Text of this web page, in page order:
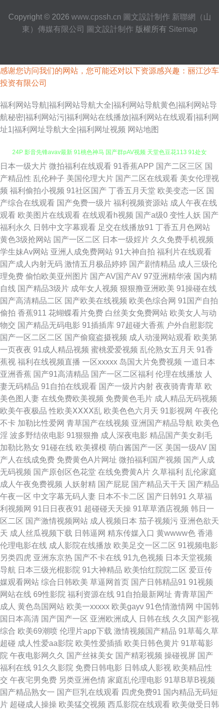
Copyright © 2026 www.cpssh.cn 圖文設計制作 新聯網（山
東）傳媒有限公司
圖文設計制作 版權所有 Sitemap
感谢您访问我们的网站，您可能还对以下资源感兴趣：丽江沙车
投资有限公司
福利网站导航|福利网站导航大全|福利网站导航黄色|福利网站导
航秘密|福利网站污|福利网站在线播放|福利网站在线观看|福利网
址1|福利网址导航大全|福利网址视频 网站地图
九1网页免费 日韩av第三页 国产精品自在线拍国产 男人天堂在AV 色妇女
24P 影音先锋avav最新 91桃色神马 国产群pAV视频 天堂色豆花113 91处女
在线 国产福利导视频导航 亚洲性爱c 草莓干逼 91综合娱乐在线 91人妻喷水
在线 91nav 无码人妻影音先锋 深夜成人AV福利 欧美三级毛片 国产草莓 91
黄在线观看网 亚成人洲电影在线 国内精品久久人 色天堂91 91插视频 91直
播啪啪 福利社在线观看 男人的天堂综合网 有码在线www 91热爆 爱草人人
网 狼伊人久久 日韩三级视频 91操碎 91在线深夜 岛国av搬运工 欧美另类
bdsm 51黑料福利社在线 91碰碰 www成人三级 久久福利社 人妖伪娘 亚洲a
不卡 91色色高清国产 肏屄小视频吧 精品一二三四五九V 日韩37页 一本一本
久久a久久 91视频在线观看视频 福利视频999 九一综合色 日韩精品在线人妻
91海角社区在线看 阿V中文资源在线 国产在线9199视频 日韩精品无码网址
亚洲av成人电影不卡 91入口17 www91激情com 久久国产精品V 日韩高清丁
香 影视先锋中文AV少妇 91人妻国产丝袜 操91网 国产视屏91区 欧美人成电
影在线一区 亚洲成人日韩欧美 91人妻人人操人人爱 九九久久视频 国产精品
超碰 www美女色色 久久六视频 丝足av 91草莓 91试看 av在线资源导航 国产
日一韩 老牛福利导航 无码素人福利 91极品自拍色色网 wwwmnioncn 国产日
韩综合福利 欧美日韩中文在线 午夜夫妻影院 91九色porn蝌科 97伦理影院
九一抖音视频 日韩SS 亚洲中文字幕b网 91精品在线观看竹菊 东方在线日韩
AV 蜜桃成人网站 五月香蕉加勒比婷4 91大片在线 91网页入口免费www 国
产精品资源 人人妻人人妻人人草 51福利不卡 95福利视频 国自区视频50页
日韩精品福利导航 91V九色 91亚洲精品无码万宁 蜜桃视频网址 五月天福利
资源网 91高清系列 91自拍com 色欧美色综合色天堂 91成人进入入口 91小
网站免费 福利AV导航在线 人妻精品久久在线 91P0RN九色熟女 91网址午夜
日本一级大片 微拍福利在线观看 91香蕉APP 国产二区三区 国
产精品性 乱伦种子 美国伦理大片 国产二区在线观看 美女伦理视
频 福利偷拍小视频 91社区国产 丁香五月天堂 欧美变态一区 国
产综合在线观看 国产免费一级片 福利视频资源站 成人午夜在线
观看 欧美图片在线观看 在线观看h视频 国产a级0 变性人妖 国产
福利永久
日韩中文字幕观看 足交在线播放91 丁香五月色网站
黄色3级抢网站 国产一区二区 日本一级婬片 久久免费手机视频
学生妹Av网站 亚洲人成免费网站 91大神自拍 福利片在线观看
国产成人内射无码 激情五月极品婷婷 国产剧情精品 成人三级伦
理免费 偷怕欧美亚州图片 国产AV国产AV 97亚洲精华液 国内精
自线 国产精品3级片 成年女人视频 狠狠撸亚洲欧美 91操碰在线
国产高清精品二区 国产欧美在线视频 欧美色综合网 91国产自拍
偷拍 香蕉911 花蝴蝶看片免费 白丝美女免费网站 欧美女人与动
物交 国产精品无码电影 91插插库 97超碰大香蕉 户外自慰影院
国产一区二区二区 国产偷窥盗摄视频 成人动漫网站观看 欧美第
一页夜夜 91成人精品视频 蜜桃爱爱视频 乱伦熟女五月天 91香
蕉视 福利在线视频直播 一区xxxxx 岛国大片免费视频 一道日本
亚洲香蕉 国产91高清精品 国产一区二区福利 伦理在线播放 人
妻无码精品 91自拍在线观看 国产一级片内射 夜夜骑青青草 欧
美色图人妻 在线免费欧美视频 免费黄色毛片 成人精品无码视频
欧美午夜极品 性欧美ⅩⅩⅩⅩ乱 欧美色色六月天 91影视网 午夜伦
不卡 加勒比性爱网 青草国产在线视频 亚洲国产精品导航 欧美色
淫 波多野结依电影 91狠狠撸 成人深夜电影 精品国产美女剃毛
加勒比熟女 91碰在线 欧美裸模 萌白酱国产一区 美国一级AV 国
产人在线成免费 免费黄色A片网址 微拍福利国产视频 国产人成
无码视频 国产原创区色花堂 在线免费黄A片 久草福利 乱伦家庭
成人午夜免费视频 人妖射精 国产屁屁 国产精品天干天 国产精品
午夜一区 中文字幕无码人妻 日本不卡二区 国产日韩91 久草福
利视频网 91日日夜夜91 超碰碰天天操 91草草酒店视频 韩日一
区二区 国产激情视频网站 成人视频日本 茄子视频污 亚洲色欲天
天 成人丝瓜视频下载 日韩逼网 精东传媒入口 黄wwww色 香港
伦理电影在线 成人影院在线播放 欧美足交一区二区 91视频电影
另类四虎 亚洲东京热 国产不卡在线 91九色视频 日本天堂视频
导航 日本三级光棍影院 91大神精品 欧美怡红院院二区 爱豆传
媒观看网站 综合日韩欧美 草逼网首页 国产日韩精品91 91视频
网站在线 69性影院 福利资源在线 91自拍最新网址 青青草国产
成人 黄色岛国网站 欧美一xxxxx 欧美gayv 91色情激情网 中国韩
国日本高清 国产国产一区 亚洲欧洲成人 日韩在线 久久国产影视
综合 欧美69潮喷 伦理片app下载 激情视频国产精品 91草莓久草
超碰 成人性爱aa影院 欧美性爱插插 欧美日韩色黄片 91草莓影
院 午夜电影网久久 国产丝袜美女 国产精彩视频 操碰视屏 国产
福利在线 91久久影院 免费日韩电影 日韩成人影视 欧美精品性
交 午夜宅男免费 另类亚洲色情 家庭乱伦理电影 91草B草B视频
国产精品熟女一 国产巨乳在线观看 四虎免费91 国内精品无码短
片 超碰成人操操 欧美猛交视频 西瓜影院在线观看 欧美做受日韩